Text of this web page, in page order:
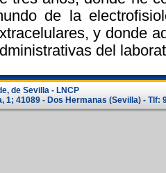
de la
y donde
del
de Sevilla - LNCP
41089 - Dos Hermanas (Sevilla) - Tlf: